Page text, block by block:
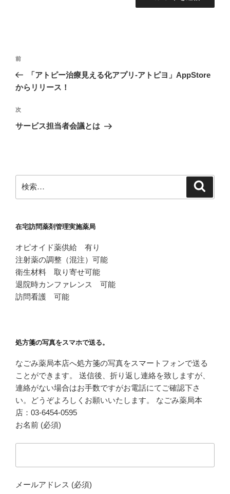
投
ナ
ゲ
ー
前
の
投
前
「アトピー治療見える化アプリ-アトピヨ」AppStore
からリリース！
次
の
次
サービス担当者会議とは
索:
在宅訪問薬剤管理実施薬局
オピオイド薬供給 有り
注射薬の調整（混注）可能
衛生材料 取り寄せ可能
退院時カンファレンス 可能
訪問看護 可能
処方箋の写真をスマホで送る。
なごみ薬局本店へ処方箋の写真をスマートフォンで送る
ことができます。 送信後、折り返し連絡を致しますが、
連絡がない場合はお手数ですがお電話にてご確認下さ
い。どうぞよろしくお願いいたします。 なごみ薬局本
店：03-6454-0595
お名前 (必須)
メールアドレス (必須)